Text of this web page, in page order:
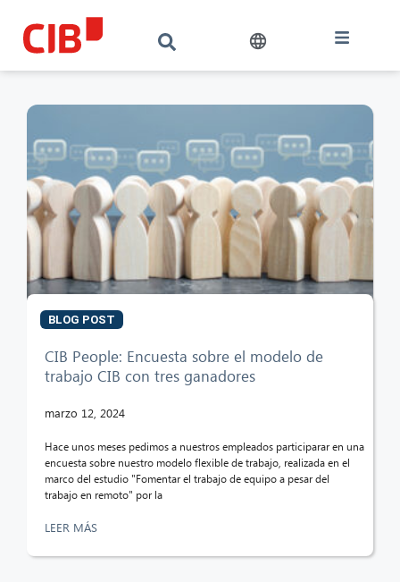
BLOG POST
CIB People: Encuesta sobre el modelo de
trabajo CIB con tres ganadores
marzo 12, 2024
Hace unos meses pedimos a nuestros empleados participarar en una
encuesta sobre nuestro modelo flexible de trabajo, realizada en el
marco del estudio "Fomentar el trabajo de equipo a pesar del
trabajo en remoto" por la
LEER MÁS